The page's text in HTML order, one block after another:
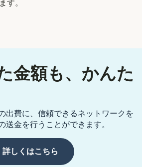
す。
金額も、かんた
出費に、信頼できるネットワークを
送金を行うことができます。
詳しくはこちら